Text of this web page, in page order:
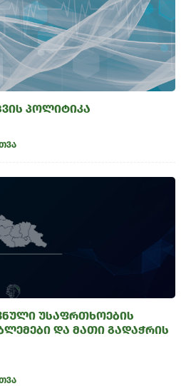
პოლიტიკა
უსაფრთხოების
და მათი გადაჭრის